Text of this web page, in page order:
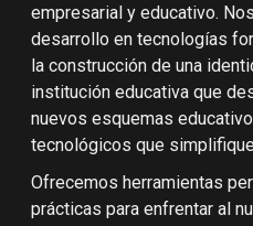
empresarial y educativo.
desarrollo en tecnologías
la construcción de una
institución educativa que
nuevos esquemas
tecnológicos que
Ofrecemos herramientas
prácticas para enfrentar al